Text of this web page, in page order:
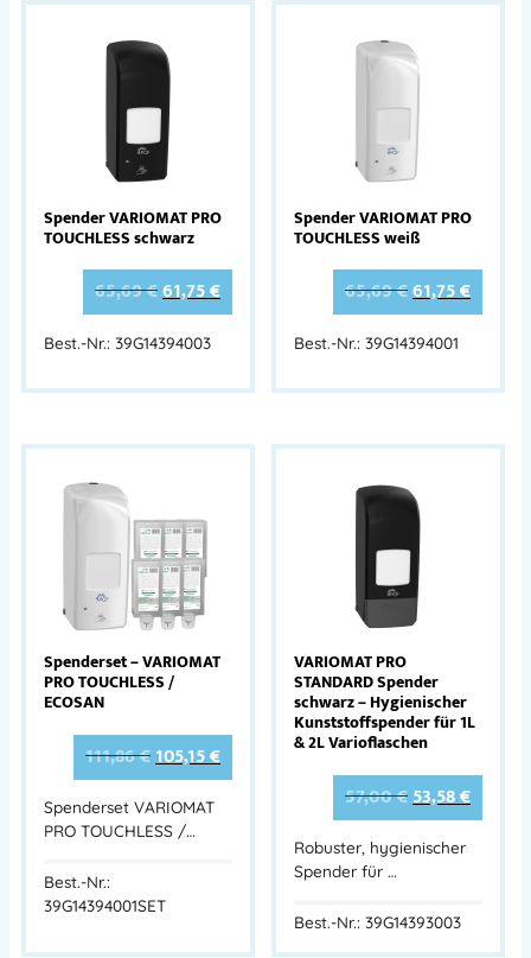
Spender VARIOMAT PRO
TOUCHLESS schwarz
65,69€61,75€
Best.-Nr.: 39G14394003
Spender VARIOMAT PRO
TOUCHLESS weiß
65,69€61,75€
Best.-Nr.: 39G14394001
Spenderset – VARIOMAT
PRO TOUCHLESS /
ECOSAN
111,86€105,15€
Spenderset VARIOMAT
PRO TOUCHLESS /…
Best.-Nr.:
39G14394001SET
VARIOMAT PRO
STANDARD Spender
schwarz – Hygienischer
Kunststoffspender für 1L
& 2L Varioflaschen
57,00€53,58€
Robuster, hygienischer
Spender für …
Best.-Nr.: 39G14393003